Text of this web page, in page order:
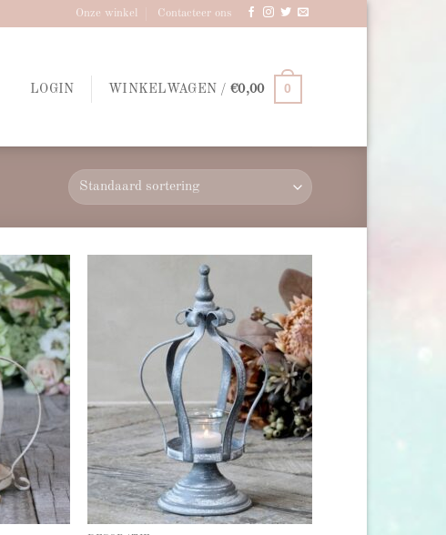
Onze winkel Contacteer ons
LOGIN WINKELWAGEN /€0,00 0
Add to
wishlist
Add to
wishlist